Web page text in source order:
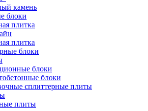
камень
блоки
плитка
плитка
блоки
блоки
блоки
сплиттерные плиты
плиты